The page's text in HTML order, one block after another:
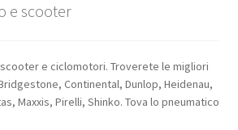
e scooter
e ciclomotori. Troverete le migliori
Continental, Dunlop, Heidenau,
Maxxis, Pirelli, Shinko. Tova lo pneumatico